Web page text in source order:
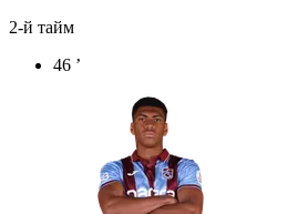
2-й тайм
46 ’